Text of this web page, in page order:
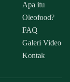
Apa itu
Oleofood?
FAQ
Galeri Video
Kontak